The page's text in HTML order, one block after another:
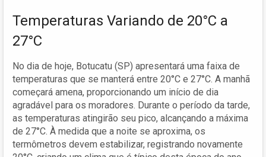
Temperaturas Variando de 20°C a
27°C
No dia de hoje, Botucatu (SP) apresentará uma faixa de
temperaturas que se manterá entre 20°C e 27°C. A manhã
começará amena, proporcionando um início de dia
agradável para os moradores. Durante o período da tarde,
as temperaturas atingirão seu pico, alcançando a máxima
de 27°C. À medida que a noite se aproxima, os
termômetros devem estabilizar, registrando novamente